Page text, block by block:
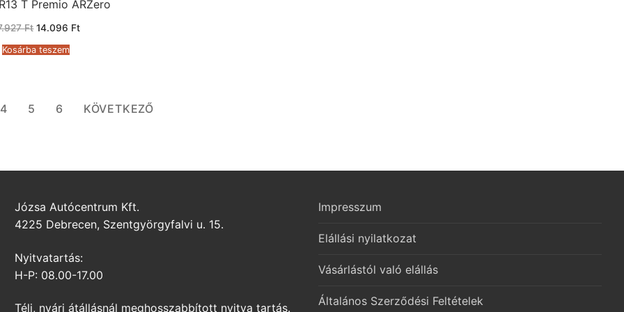
T Premio ARZero
Ft Original
was:
27.927 Ft.
14.096 FtCurrent
Kosárba teszem
4 5 6 KÖVETKEZŐ
Józsa Autócentrum Kft.
4225 Debrecen, Szentgyörgyfalvi u. 15.
Nyitvatartás:
H-P: 08.00-17.00
Téli, nyári átállásnál meghosszabbított nyitva tartás.
Impresszum
Elállási nyilatkozat
Vásárlástól való elállás
Általános Szerződési Feltételek